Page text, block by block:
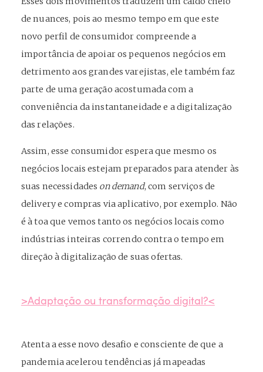
de nuances, pois ao mesmo tempo em que este
novo perfil de consumidor compreende a
importância de apoiar os pequenos negócios em
detrimento aos grandes varejistas, ele também faz
parte de uma geração acostumada com a
conveniência da instantaneidade e a digitalização
das relações.
Assim, esse consumidor espera que mesmo os
negócios locais estejam preparados para atender às
suas necessidades on demand, com serviços de
delivery e compras via aplicativo, por exemplo. Não
é à toa que vemos tanto os negócios locais como
indústrias inteiras correndo contra o tempo em
direção à digitalização de suas ofertas.
>Adaptação ou transformação digital?<
Atenta a esse novo desafio e consciente de que a
pandemia acelerou tendências já mapeadas